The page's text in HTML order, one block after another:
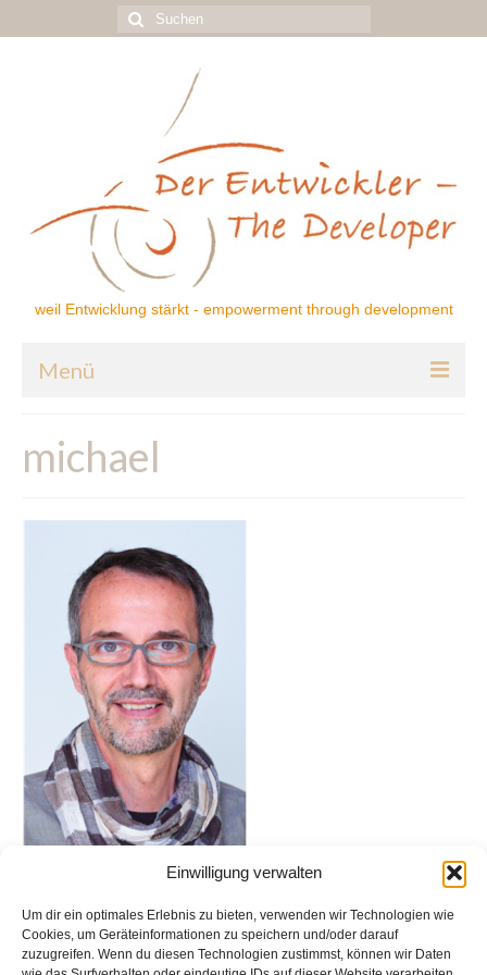
Einwilligung verwalten
Um dir ein optimales Erlebnis zu bieten, verwenden wir Technologien wie
Cookies, um Geräteinformationen zu speichern und/oder darauf
zuzugreifen. Wenn du diesen Technologien zustimmst, können wir Daten
Suchen
nach:
weil Entwicklung stärkt - empowerment through development
Menü
Über mich
Glossar
Links
Kontakt
michael